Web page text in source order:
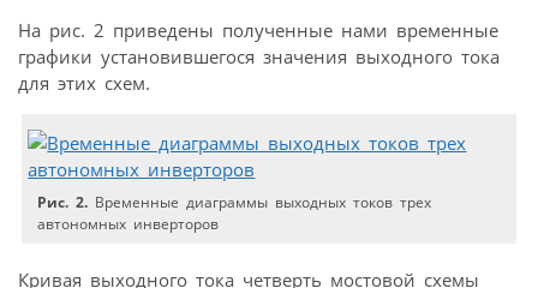
На рис. 2 приведены полученные нами временные
графики установившегося значения выходного тока
для этих схем.
Рис. 2. Временные диаграммы выходных токов трех
автономных инверторов
Кривая выходного тока четверть мостовой схемы